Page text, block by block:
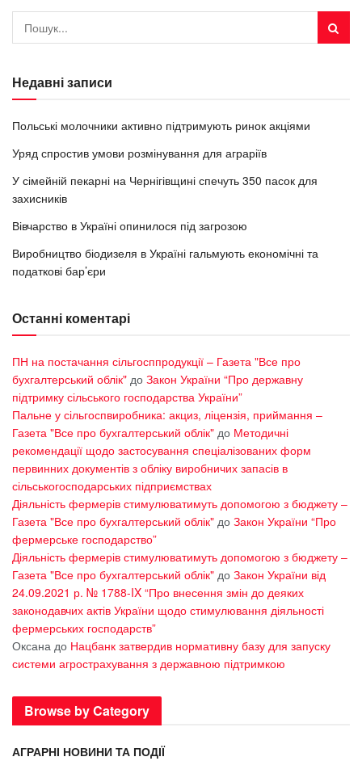
Недавні записи
Польські молочники активно підтримують ринок акціями
Уряд спростив умови розмінування для аграріїв
У сімейній пекарні на Чернігівщині спечуть 350 пасок для
захисників
Вівчарство в Україні опинилося під загрозою
Виробництво біодизеля в Україні гальмують економічні та
податкові бар’єри
Останні коментарі
ПН на постачання сільгосппродукції – Газета "Все про
бухгалтерський облік" до Закон України “Про державну
підтримку сільського господарства України”
Пальне у сільгоспвиробника: акциз, ліцензія, приймання –
Газета "Все про бухгалтерський облік" до Методичні
рекомендації щодо застосування спеціалізованих форм
первинних документів з обліку виробничих запасів в
сільськогосподарських підприємствах
Діяльність фермерів стимулюватимуть допомогою з бюджету –
Газета "Все про бухгалтерський облік" до Закон України “Про
фермерське господарство”
Діяльність фермерів стимулюватимуть допомогою з бюджету –
Газета "Все про бухгалтерський облік" до Закон України від
24.09.2021 р. № 1788-IX “Про внесення змін до деяких
законодавчих актів України щодо стимулювання діяльності
фермерських господарств”
Оксана до Нацбанк затвердив нормативну базу для запуску
системи агрострахування з державною підтримкою
Browse by Category
АГРАРНІ НОВИНИ ТА ПОДІЇ